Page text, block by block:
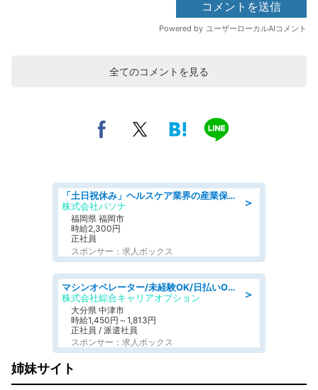
全てのコメントを見る
＞
「土日祝休み」ヘルスケア業界の産業保健師/高時給/未経験OK/要資格:保健師、正看護師
株式会社パソナ
福岡県 福岡市
時給2,300円
正社員
スポンサー：求人ボックス
＞
マシンオペレーター/未経験OK/日払いOK/交替制/20・30・40代活躍中/製造 工場
株式会社綜合キャリアオプション
大分県 中津市
時給1,450円～1,813円
正社員 / 派遣社員
スポンサー：求人ボックス
姉妹サイト